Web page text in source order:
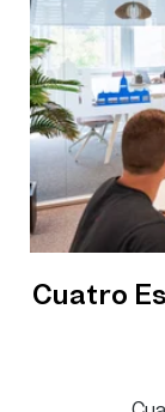
Cuatro